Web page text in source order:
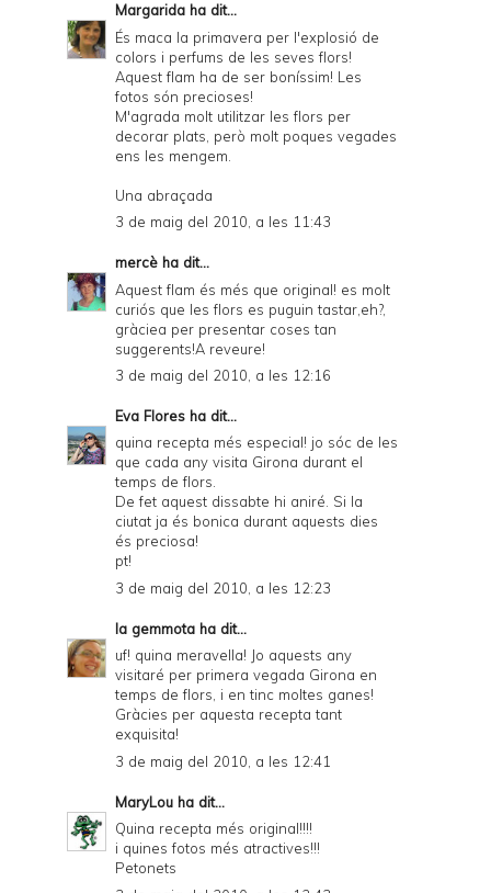
Margarida ha dit...
És maca la primavera per l'explosió de
colors i perfums de les seves flors!
Aquest flam ha de ser boníssim! Les
fotos són precioses!
M'agrada molt utilitzar les flors per
decorar plats, però molt poques vegades
ens les mengem.
Una abraçada
3 de maig del 2010, a les 11:43
mercè ha dit...
Aquest flam és més que original! es molt
curiós que les flors es puguin tastar,eh?,
gràciea per presentar coses tan
suggerents!A reveure!
3 de maig del 2010, a les 12:16
Eva Flores ha dit...
quina recepta més especial! jo sóc de les
que cada any visita Girona durant el
temps de flors.
De fet aquest dissabte hi aniré. Si la
ciutat ja és bonica durant aquests dies
és preciosa!
pt!
3 de maig del 2010, a les 12:23
la gemmota ha dit...
uf! quina meravella! Jo aquests any
visitaré per primera vegada Girona en
temps de flors, i en tinc moltes ganes!
Gràcies per aquesta recepta tant
exquisita!
3 de maig del 2010, a les 12:41
MaryLou ha dit...
Quina recepta més original!!!!
i quines fotos més atractives!!!
Petonets